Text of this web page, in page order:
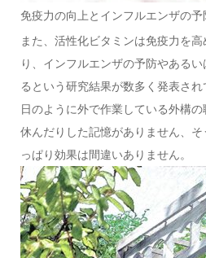
免疫力の向上とインフルエンザの予
また、活性化ビタミンは免疫力を
り、インフルエンザの予防やある
るという研究結果が数多く発表さ
日のように外で作業している外構
休んだりした記憶がありません、
っぱり効果は間違いありません。